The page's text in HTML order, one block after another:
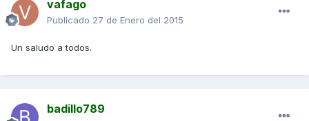
vafago
Publicado 27 de Enero del 2015
Un saludo a todos.
badillo789